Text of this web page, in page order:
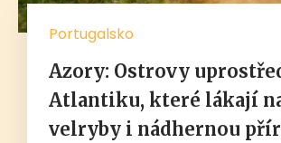
Portugalsko
Azory: Ostrovy
Atlantiku, které lákají
velryby i nádhernou